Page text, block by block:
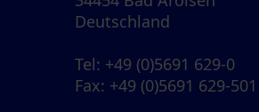
Deutschland
Tel: +49 (0)5691 629-0
Fax: +49 (0)5691 629-501